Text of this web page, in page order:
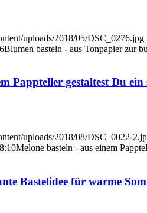
uploads/2018/05/DSC_0276.jpg
Blumen basteln - aus Tonpapier zur
Pappteller gestaltest Du
uploads/2018/08/DSC_0022-
Melone basteln - aus einem
Bastelidee für warme